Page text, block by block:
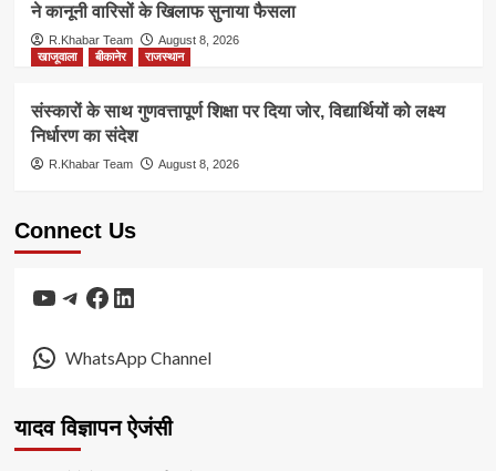
ने कानूनी वारिसों के खिलाफ सुनाया फैसला
R.Khabar Team
August 8, 2026
खाजूवाला
बीकानेर राजस्थान
संस्कारों के साथ गुणवत्तापूर्ण शिक्षा पर दिया जोर, विद्यार्थियों को लक्ष्य
निर्धारण का संदेश
R.Khabar Team August 8, 2026
Connect Us
YouTube
Telegram
Facebook
LinkedIn
WhatsApp Channel
यादव विज्ञापन ऐजंसी